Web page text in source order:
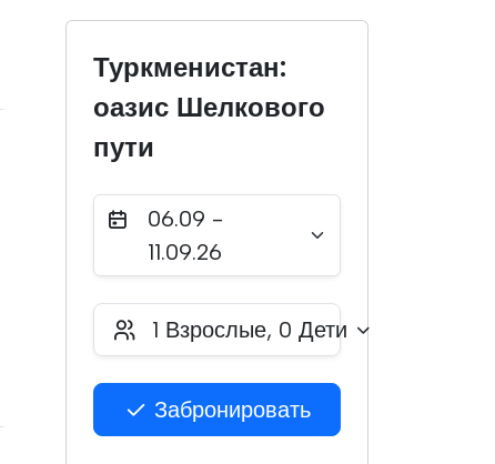
Туркменистан:
оазис Шелкового
пути
06.09 -
11.09.26
1 Взрослые, 0 Дети
Забронировать